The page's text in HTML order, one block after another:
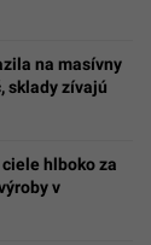
na masívny
sklady zívajú
hlboko za
v